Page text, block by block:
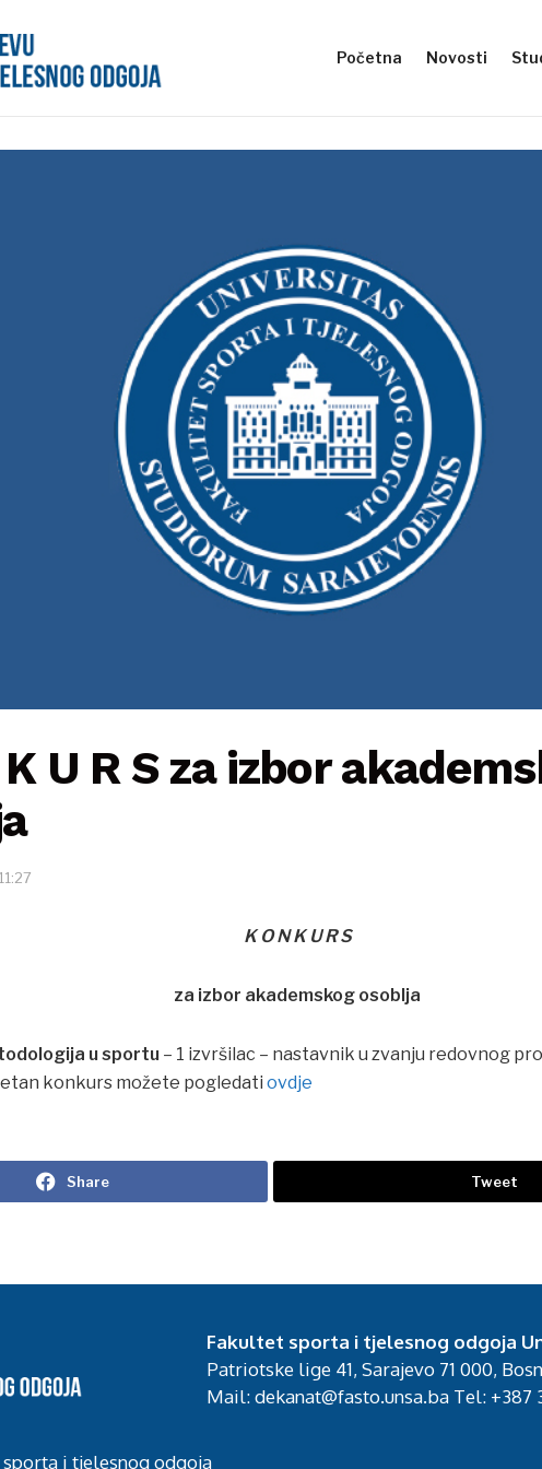
Početna Novosti
K U R S za izbor
K O N K U R S
za izbor akademskog osoblja
u sportu – 1 izvršilac – nastavnik u zvanju redovnog
konkurs možete pogledati ovdje
Share Tweet
Fakultet sporta i tjelesnog odgoja
Patriotske lige 41, Sarajevo 71 000,
Mail: dekanat@fasto.unsa.ba Tel: +387
sporta i tjelesnog odgoja